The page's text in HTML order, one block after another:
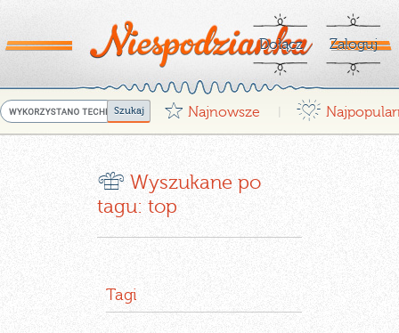
Dołącz Zaloguj
G Najnowsze ¤
r Wyszukane po
tagu: top
Tagi